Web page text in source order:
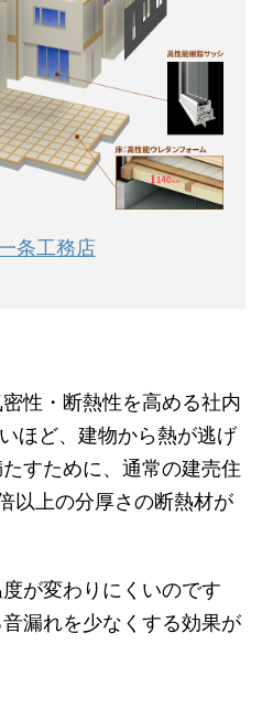
条工務店
性・断熱性を高める社内
ほど、建物から熱が逃げ
すために、通常の建売住
以上の分厚さの断熱材が
が変わりにくいのです
漏れを少なくする効果が